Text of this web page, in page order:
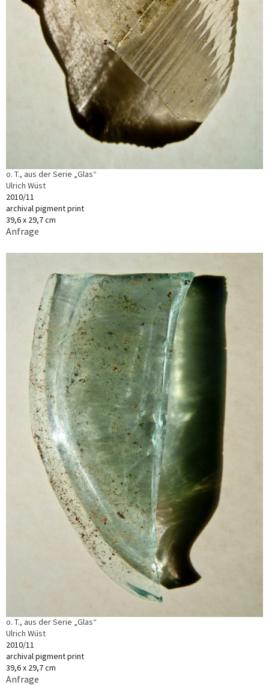
o. T., aus der Serie „Glas“
Ulrich Wüst
2010/11
archival pigment print
39,6 x 29,7 cm
Anfrage
o. T., aus der Serie „Glas“
Ulrich Wüst
2010/11
archival pigment print
39,6 x 29,7 cm
Anfrage